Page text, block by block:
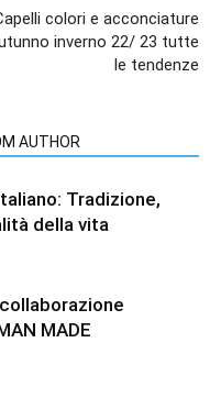
colori e acconciature
inverno 22/ 23 tutte
le tendenze
AUTHOR
Tradizione,
della vita
MADE